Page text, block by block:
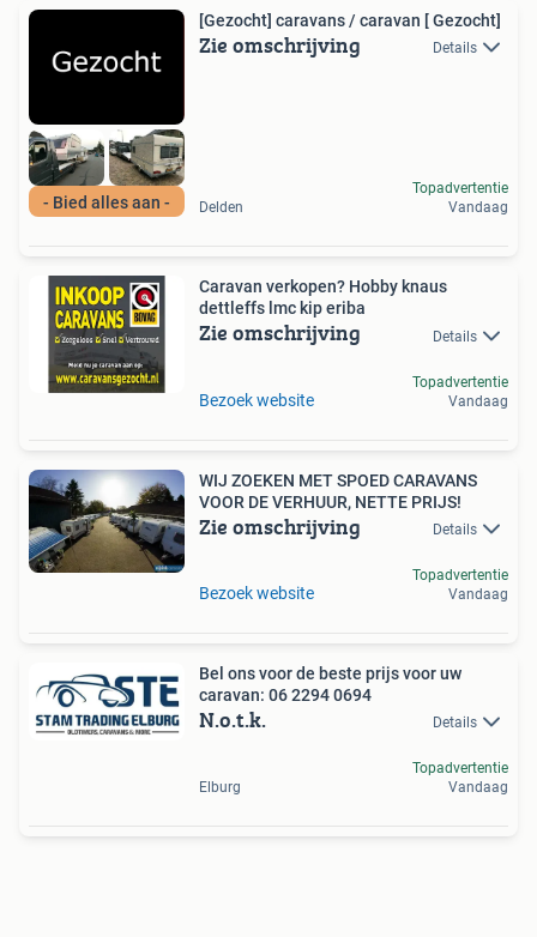
- Bied alles aan -
[Gezocht] caravans / caravan [ Gezocht]
Zie omschrijving Details
Delden
Topadvertentie
Vandaag
Caravan verkopen? Hobby knaus
dettleffs lmc kip eriba
Zie omschrijving Details
Bezoek website
Topadvertentie
Vandaag
WIJ ZOEKEN MET SPOED CARAVANS
VOOR DE VERHUUR, NETTE PRIJS!
Zie omschrijving Details
Bezoek website
Topadvertentie
Vandaag
Bel ons voor de beste prijs voor uw
caravan: 06 2294 0694
N.o.t.k. Details
Elburg
Topadvertentie
Vandaag